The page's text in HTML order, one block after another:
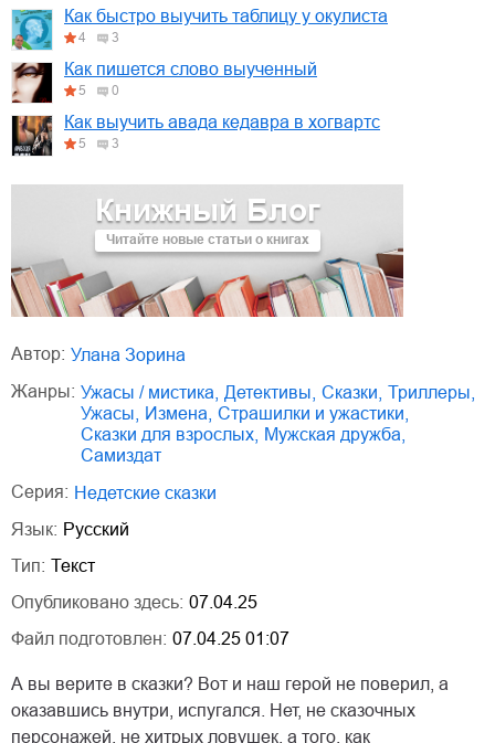
Книжный Блог
Читайте новые статьи о книгах
Как быстро выучить таблицу у окулиста
4 3
Как пишется слово выученный
5 0
Как выучить авада кедавра в хогвартс
5 3
Автор:
Улана Зорина
Жанры:
ужасы / мистика детективы сказки триллеры
ужасы
измена страшилки и ужастики
сказки для взрослых
мужская дружба
Самиздат
Серия:
Недетские сказки
Язык: Русский
Тип: Текст
Опубликовано здесь: 07.04.25
Файл подготовлен: 07.04.25 01:07
А вы верите в сказки? Вот и наш герой не поверил, а
оказавшись внутри, испугался. Нет, не сказочных
персонажей, не хитрых ловушек, а того, как